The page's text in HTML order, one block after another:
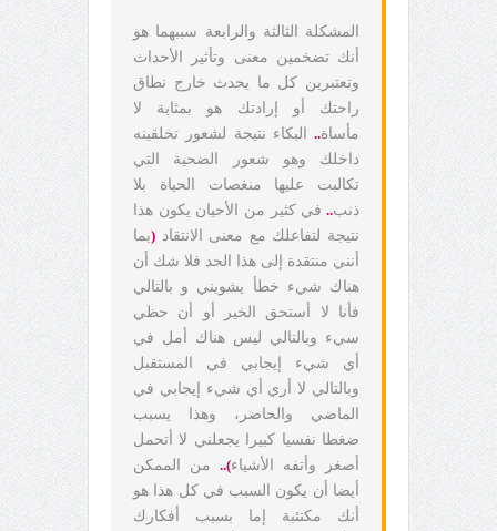
المشكلة الثالثة والرابعة سببهما هو
أنك تضخمين معنى وتأثير الأحداث
وتعتبرين كل ما يحدث خارج نطاق
راحتك أو إرادتك هو بمثابة لا
مأساة.. البكاء نتيجة لشعور تخلقينه
داخلك وهو شعور الضحية التي
تكالبت عليها منغصات الحياة بلا
ذنب.. في كثير من الأحيان يكون هذا
نتيجة لتفاعلك مع معنى الانتقاد (بما
أنني منتقدة إلى هذا الحد فلا شك أن
هناك شيء خطأ يشوبني و بالتالي
فأنا لا أستحق الخير أو أن حظي
سيء وبالتالي ليس هناك أمل في
أي شيء إيجابي في المستقبل
وبالتالي لا أري أي شيء إيجابي في
الماضي والحاضر، وهذا يسبب
ضغطا نفسيا كبيرا يجعلني لا أتحمل
أصغر وأتفه الأشياء).. من الممكن
أيضا أن يكون السبب في كل هذا هو
أنك مكتئبة إما بسبب أفكارك